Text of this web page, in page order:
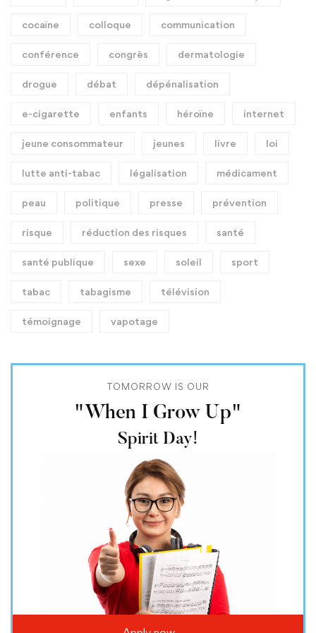
cocaïne colloque communication
conférence congrès dermatologie
drogue débat dépénalisation
e-cigarette enfants héroïne internet
jeune consommateur jeunes livre loi
lutte anti-tabac légalisation médicament
peau politique presse prévention
risque réduction des risques santé
santé publique sexe soleil sport
tabac tabagisme télévision
témoignage vapotage
TOMORROW IS OUR
"When I Grow Up"
Spirit Day!